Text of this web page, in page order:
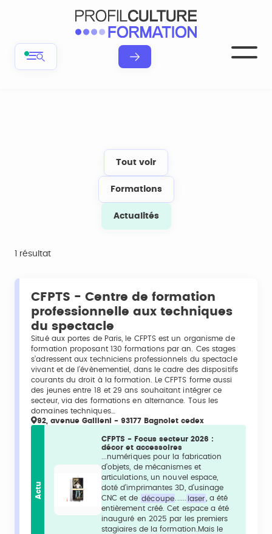
Tout voir
Formations
Actualités
1 résultat
CFPTS - Centre de formation
professionnelle aux techniques
du spectacle
Situé aux portes de Paris, le CFPTS est un organisme de
formation proposant 130 formations par an. Ces stages
s’adressent aux techniciens professionnels du spectacle
vivant et de l’évènementiel, dans le cadre des dispositifs
courants du droit à la formation. Le CFPTS forme aussi
des jeunes entre 18 et 29 ans souhaitant intégrer ce
secteur, via des formations en alternance. Tous les
domaines techniques…
92, avenue Gallieni - 93177 Bagnolet cedex
Actu
CFPTS - Focus secteur 2026 :
décor et accessoires
...numériques pour la fabrication
d’objets, de mécanismes et
articulations, un nouvel espace,
doté d’imprimantes 3D, d’usinage
CNC et de découpe laser
, a été
entièrement créé. Cet espace a été
inauguré en 2025 par les premiers
stagiaires de la formation.Mais le